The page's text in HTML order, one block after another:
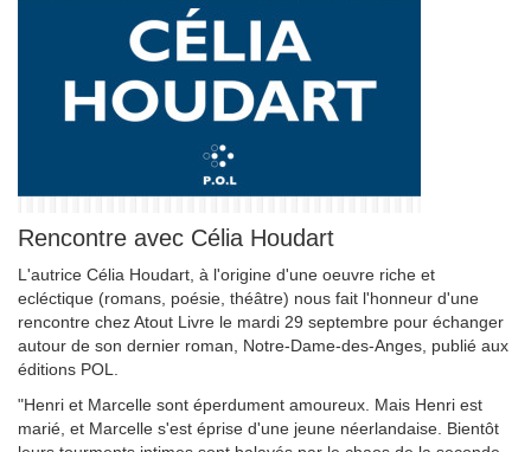
Rencontre avec Célia Houdart
L'autrice Célia Houdart, à l'origine d'une oeuvre riche et
ecléctique (romans, poésie, théâtre) nous fait l'honneur d'une
rencontre chez Atout Livre le mardi 29 septembre pour échanger
autour de son dernier roman, Notre-Dame-des-Anges, publié aux
éditions POL.
"Henri et Marcelle sont éperdument amoureux. Mais Henri est
marié, et Marcelle s'est éprise d'une jeune néerlandaise. Bientôt